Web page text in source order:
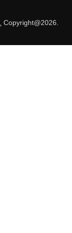
Copyright@2026.